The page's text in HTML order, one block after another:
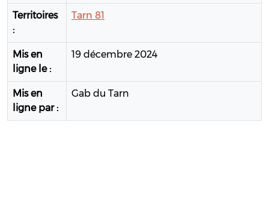
Territoires
:
Tarn 81
Mis en
ligne le :
19 décembre 2024
Mis en
ligne par :
Gab du Tarn